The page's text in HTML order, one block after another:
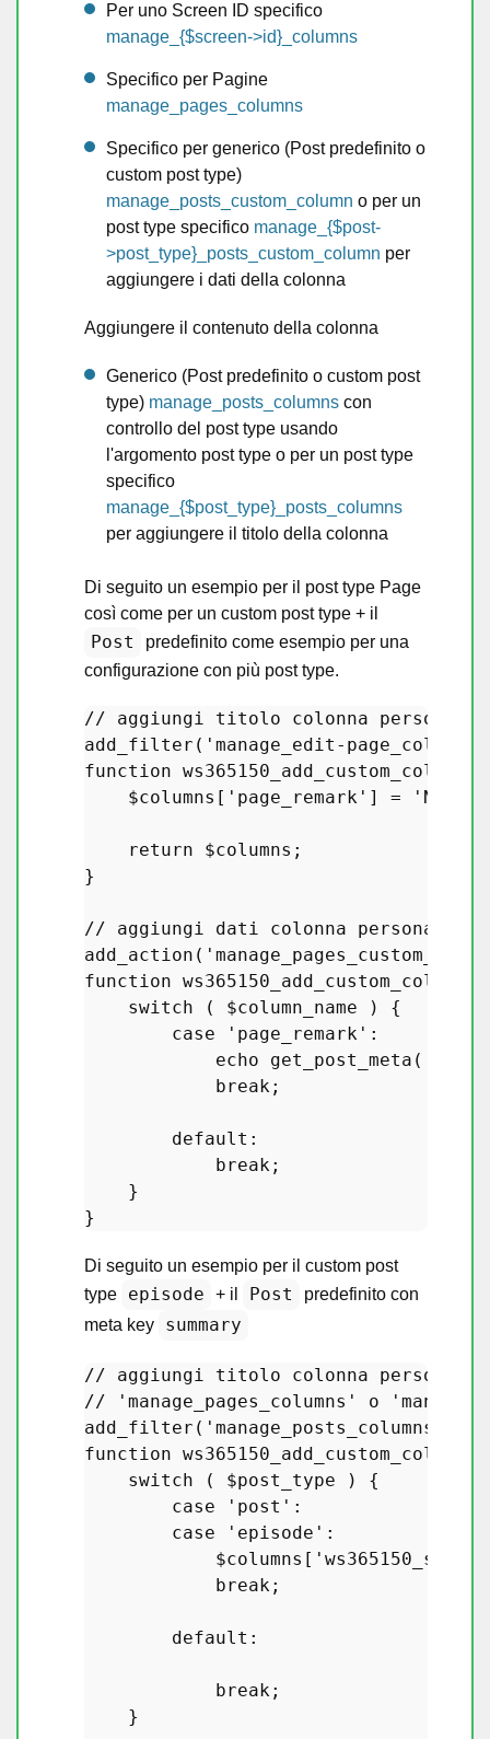
Per uno Screen ID specifico
manage_{$screen->id}_columns
Specifico per Pagine
manage_pages_columns
Specifico per generico (Post predefinito o
custom post type)
manage_posts_custom_column o per un
post type specifico manage_{$post-
>post_type}_posts_custom_column per
aggiungere i dati della colonna
Aggiungere il contenuto della colonna
Generico (Post predefinito o custom post
type) manage_posts_columns con
controllo del post type usando
l'argomento post type o per un post type
specifico
manage_{$post_type}_posts_columns
per aggiungere il titolo della colonna
Di seguito un esempio per il post type Page
così come per un custom post type + il
Post
predefinito come esempio per una
configurazione con più post type.
// aggiungi titolo colonna
add_filter ( 'manage_edit-page_columns'
function
$columns [ 'page_remark' ] = 'Nota'
return $columns ;
}
// aggiungi dati colonna
add_action (
function
switch ( $column_name ) {
case
'page_remark' :
echo
get_post_meta (
break;
default :
break;
    }
Di seguito un esempio per il custom post
type
episode + il Post
predefinito con
meta key
summary
// aggiungi titolo colonna
// 'manage_pages_columns' o
add_filter ( 'manage_posts_columns'
function
switch ( $post_type ) {
case
'post' :
case
'episode' :
$columns [
break;
default :
break;
    }